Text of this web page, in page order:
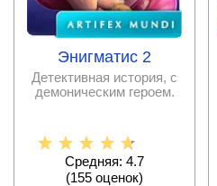
Энигматис 2
Детективная история, с
демоническим героем.
Средняя: 4.7
(155 оценок)